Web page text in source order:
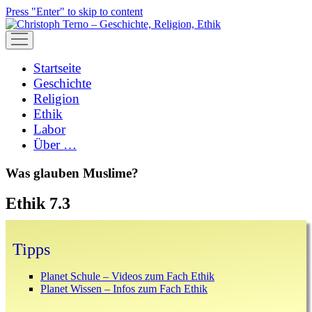
Press "Enter" to skip to content
open
menu
Startseite
Geschichte
Religion
Ethik
Labor
Über …
Was glauben Muslime?
Ethik 7.3
Tipps
Planet Schule – Videos zum Fach Ethik
Planet Wissen – Infos zum Fach Ethik